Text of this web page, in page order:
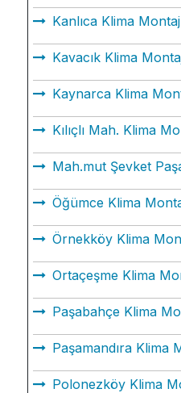
Kanlıca Klima
Kavacık Klima
Kaynarca Klima
Kılıçlı Mah. Klima
Mah.mut Şevket
Öğümce Klima
Örnekköy Klima
Ortaçeşme Klima
Paşabahçe Klima
Paşamandıra Klima
Polonezköy Klima